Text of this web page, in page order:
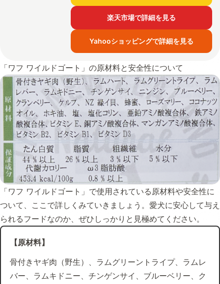
楽天市場で詳細を見る
Yahooショッピングで詳細を見る
「ワフ ワイルドゴート」の原材料と安全性について
「ワフ ワイルドゴート」で使用されている原材料や安全性に
ついて、ここで詳しくみていきましょう。愛犬に安心して与え
られるフードなのか、ぜひしっかりと見極めてください。
【原材料】
骨付きヤギ肉（野生）、ラムグリーントライプ、ラムレ
バー、ラムキドニー、チンゲンサイ、ブルーベリー、ク